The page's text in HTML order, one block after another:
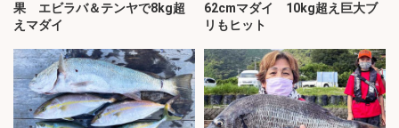
果 エビラバ＆テンヤで8kg超
えマダイ
62cmマダイ 10kg超え巨大ブ
リもヒット